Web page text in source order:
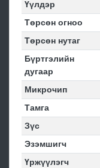
Үүлдэр
Төрсөн огноо
Төрсөн нутаг
Бүртгэлийн
дугаар
Микрочип
Тамга
Зүс
Эзэмшигч
Үржүүлэгч